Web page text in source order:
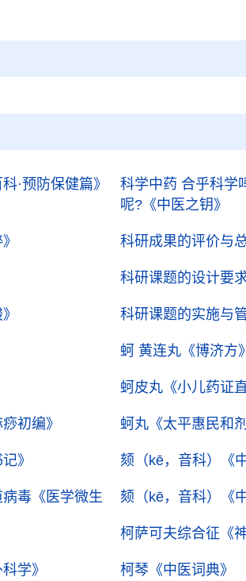
·预防保健篇》
科学中药 合乎科学
呢? 《中医之钥》
科研成果的评价与
科研课题的设计要
科研课题的实施与
蚵 黄连丸 《博济方》
蚵皮丸 《小儿药证
初编》 蚵丸 《太平惠民和
》 颏（kē，音科） 《
毒 《医学微生
颏（kē，音科） 《
柯萨可夫综合征 《
学》 柯琴 《中医词典》